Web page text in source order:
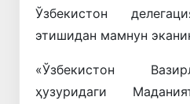
Ўзбекистон
этишидан мамнун
«Ўзбекистон
ҳузуридаги